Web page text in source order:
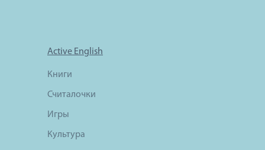
Active English
Книги
Считалочки
Игры
Культура